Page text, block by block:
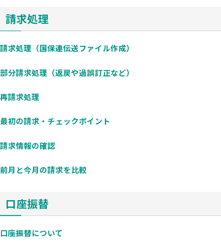
請求処理
請求処理（国保連伝送ファイル作成）
部分請求処理（返戻や過誤訂正など）
再請求処理
最初の請求・チェックポイント
請求情報の確認
前月と今月の請求を比較
口座振替
口座振替について